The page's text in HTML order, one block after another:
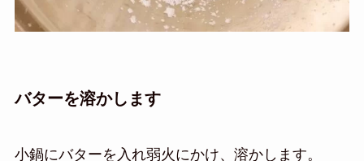
バターを溶かします
小鍋にバターを入れ弱火にかけ、溶かします。